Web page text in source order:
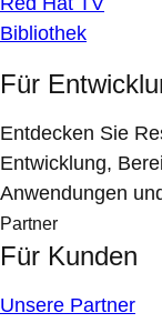
Bibliothek
Für
Entdecken Sie
Entwicklung,
Anwendungen
Partner
Für Kunden
Unsere Partner